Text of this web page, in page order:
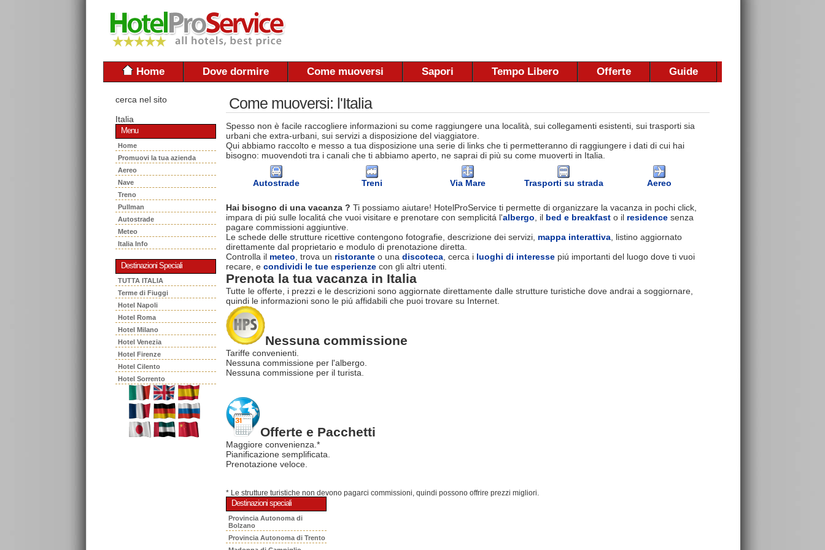
Home Dove dormire Come muoversi Sapori Tempo Libero Offerte Guide
cerca nel sito
Italia
Menu
Home
Promuovi la tua azienda
Aereo
Nave
Treno
Pullman
Autostrade
Meteo
Italia Info
Destinazioni Speciali
TUTTA ITALIA
Terme di Fiuggi
Hotel Napoli
Hotel Roma
Hotel Milano
Hotel Venezia
Hotel Firenze
Hotel Cilento
Hotel Sorrento
Come muoversi: l'Italia
Spesso non è facile raccogliere informazioni su come raggiungere una località, sui collegamenti esistenti, sui trasporti sia
urbani che extra-urbani, sui servizi a disposizione del viaggiatore.
Qui abbiamo raccolto e messo a tua disposizione una serie di links che ti permetteranno di raggiungere i dati di cui hai
bisogno: muovendoti tra i canali che ti abbiamo aperto, ne saprai di più su come muoverti in Italia.
Autostrade Treni Via Mare Trasporti su strada Aereo
Hai bisogno di una vacanza ? Ti possiamo aiutare! HotelProService ti permette di organizzare la vacanza in pochi click,
impara di piú sulle localitá che vuoi visitare e prenotare con semplicitá l'albergo , il bed e breakfast o il residence senza
pagare commissioni aggiuntive.
Le schede delle strutture ricettive contengono fotografie, descrizione dei servizi, mappa interattiva , listino aggiornato
direttamente dal proprietario e modulo di prenotazione diretta.
Controlla il meteo , trova un ristorante o una discoteca , cerca i luoghi di interesse piú importanti del luogo dove ti vuoi
recare, e condividi le tue esperienze con gli altri utenti.
Prenota la tua vacanza in Italia
Tutte le offerte, i prezzi e le descrizioni sono aggiornate direttamente dalle strutture turistiche dove andrai a soggiornare,
quindi le informazioni sono le piú affidabili che puoi trovare su Internet.
Nessuna commissione
Tariffe convenienti.
Nessuna commissione per l'albergo.
Nessuna commissione per il turista.
Offerte e Pacchetti
Maggiore convenienza.*
Pianificazione semplificata.
Prenotazione veloce.
* Le strutture turistiche non devono pagarci commissioni, quindi possono offrire prezzi migliori.
Destinazioni speciali
Provincia Autonoma di
Bolzano
Provincia Autonoma di Trento